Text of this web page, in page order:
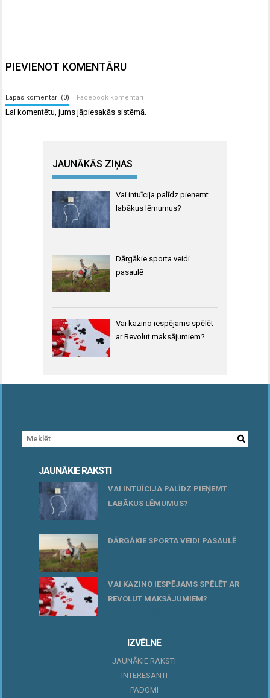
PIEVIENOT KOMENTĀRU
Lapas komentāri (0) Facebook komentāri
Lai komentētu, jumsjāpiesakās sistēmā.
JAUNĀKĀS ZIŅAS
Vai intuīcija palīdz pieņemt
labākus lēmumus?
Dārgākie sporta veidi
pasaulē
Vai kazino iespējams spēlēt
ar Revolut maksājumiem?
JAUNĀKIE RAKSTI
VAI INTUĪCIJA PALĪDZ PIEŅEMT
LABĀKUS LĒMUMUS?
DĀRGĀKIE SPORTA VEIDI PASAULĒ
VAI KAZINO IESPĒJAMS SPĒLĒT AR
REVOLUT MAKSĀJUMIEM?
IZVĒLNE
JAUNĀKIE RAKSTI
INTERESANTI
PADOMI